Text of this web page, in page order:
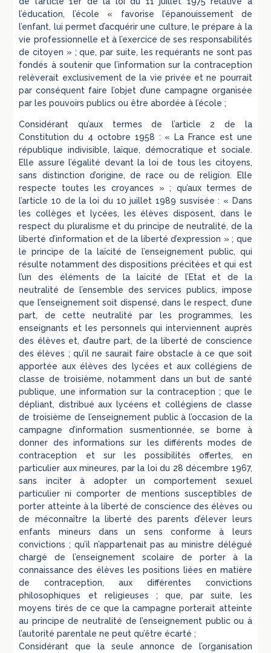
l’éducation, l’école « favorise l’épanouissement de
l’enfant, lui permet d’acquérir une culture, le prépare à la
vie professionnelle et à l’exercice de ses responsabilités
de citoyen » ; que, par suite, les requérants ne sont pas
fondés à soutenir que l’information sur la contraception
relèverait exclusivement de la vie privée et ne pourrait
par conséquent faire l’objet d’une campagne organisée
par les pouvoirs publics ou être abordée à l’école ;
Considérant qu’aux termes de l’article 2 de la
Constitution du 4 octobre 1958 : « La France est une
république indivisible, laïque, démocratique et sociale.
Elle assure l’égalité devant la loi de tous les citoyens,
sans distinction d’origine, de race ou de religion. Elle
respecte toutes les croyances » ; qu’aux termes de
l’article 10 de la loi du 10 juillet 1989 susvisée : « Dans
les collèges et lycées, les élèves disposent, dans le
respect du pluralisme et du principe de neutralité, de la
liberté d’information et de la liberté d’expression » ; que
le principe de la laïcité de l’enseignement public, qui
résulte notamment des dispositions précitées et qui est
l’un des éléments de la laïcité de l’Etat et de la
neutralité de l’ensemble des services publics, impose
que l’enseignement soit dispensé, dans le respect, d’une
part, de cette neutralité par les programmes, les
enseignants et les personnels qui interviennent auprès
des élèves et, d’autre part, de la liberté de conscience
des élèves ; qu’il ne saurait faire obstacle à ce que soit
apportée aux élèves des lycées et aux collégiens de
classe de troisième, notamment dans un but de santé
publique, une information sur la contraception ; que le
dépliant, distribué aux lycéens et collégiens de classe
de troisième de l’enseignement public à l’occasion de la
campagne d’information susmentionnée, se borne à
donner des informations sur les différents modes de
contraception et sur les possibilités offertes, en
particulier aux mineures, par la loi du 28 décembre 1967,
sans inciter à adopter un comportement sexuel
particulier ni comporter de mentions susceptibles de
porter atteinte à la liberté de conscience des élèves ou
de méconnaître la liberté des parents d’élever leurs
enfants mineurs dans un sens conforme à leurs
convictions ; qu’il n’appartenait pas au ministre délégué
chargé de l’enseignement scolaire de porter à la
connaissance des élèves les positions liées en matière
de contraception, aux différentes convictions
philosophiques et religieuses ; que, par suite, les
moyens tirés de ce que la campagne porterait atteinte
au principe de neutralité de l’enseignement public ou à
l’autorité parentale ne peut qu’être écarté ;
Considérant que la seule annonce de l’organisation